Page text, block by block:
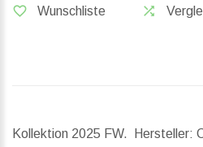
Wunschliste
Kollektion 2025 FW. Hersteller: